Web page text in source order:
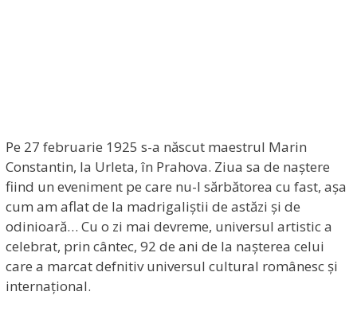
Pe 27 februarie 1925 s-a născut maestrul Marin
Constantin, la Urleta, în Prahova. Ziua sa de naștere
fiind un eveniment pe care nu-l sărbătorea cu fast, așa
cum am aflat de la madrigaliștii de astăzi și de
odinioară… Cu o zi mai devreme, universul artistic a
celebrat, prin cântec, 92 de ani de la nașterea celui
care a marcat defnitiv universul cultural românesc și
internațional.